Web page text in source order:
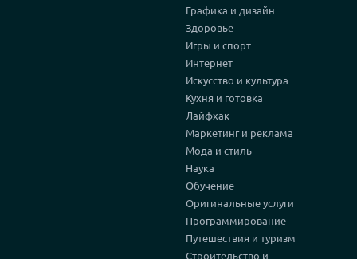
Графика и дизайн
Здоровье
Игры и спорт
Интернет
Искусство и культура
Кухня и готовка
Лайфхак
Маркетинг и реклама
Мода и стиль
Наука
Обучение
Оригинальные услуги
Программирование
Путешествия и туризм
Строительство и